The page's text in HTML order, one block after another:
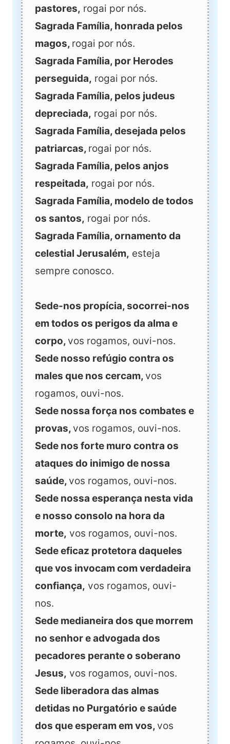
pastores, rogai por nós.
Sagrada Família, honrada pelos
magos, rogai por nós.
Sagrada Família, por Herodes
perseguida, rogai por nós.
Sagrada Família, pelos judeus
depreciada, rogai por nós.
Sagrada Família, desejada pelos
patriarcas, rogai por nós.
Sagrada Família, pelos anjos
respeitada, rogai por nós.
Sagrada Família, modelo de todos
os santos, rogai por nós.
Sagrada Família, ornamento da
celestial Jerusalém, esteja
sempre conosco.
Sede-nos propícia, socorrei-nos
em todos os perigos da alma e
corpo, vos rogamos, ouvi-nos.
Sede nosso refúgio contra os
males que nos cercam, vos
rogamos, ouvi-nos.
Sede nossa força nos combates e
provas, vos rogamos, ouvi-nos.
Sede nos forte muro contra os
ataques do inimigo de nossa
saúde, vos rogamos, ouvi-nos.
Sede nossa esperança nesta vida
e nosso consolo na hora da
morte, vos rogamos, ouvi-nos.
Sede eficaz protetora daqueles
que vos invocam com verdadeira
confiança, vos rogamos, ouvi-
nos.
Sede medianeira dos que morrem
no senhor e advogada dos
pecadores perante o soberano
Jesus, vos rogamos, ouvi-nos.
Sede liberadora das almas
detidas no Purgatório e saúde
dos que esperam em vos, vos